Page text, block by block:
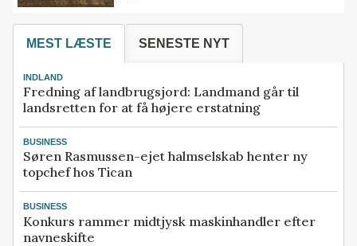
MEST LÆSTE SENESTE NYT
INDLAND
Fredning af landbrugsjord: Landmand går til
landsretten for at få højere erstatning
BUSINESS
Søren Rasmussen-ejet halmselskab henter ny
topchef hos Tican
BUSINESS
Konkurs rammer midtjysk maskinhandler efter
navneskifte